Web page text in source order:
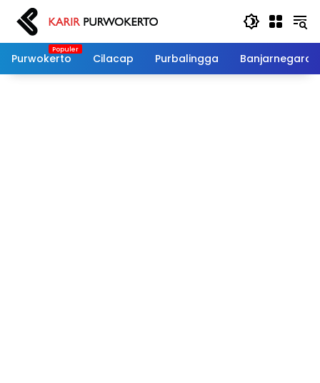
Langsung
konten
Purwokerto
Cilacap Purbalingga Banjarnegara